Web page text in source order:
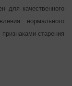
для качественного
нормального
старения